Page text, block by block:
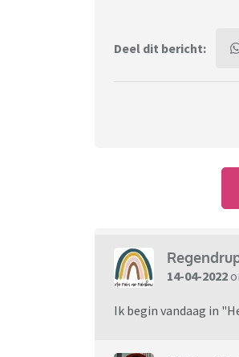
Eventueel kun je
Deel dit bericht:
14-04-2022
Ik begin vandaag in